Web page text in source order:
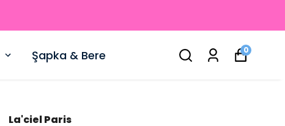
Şapka & Bere 0
La'ciel Paris